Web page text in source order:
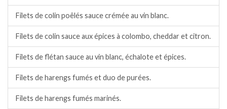
Filets de colin poêlés sauce crémée au vin blanc.
Filets de colin sauce aux épices à colombo, cheddar et citron.
Filets de flétan sauce au vin blanc, échalote et épices.
Filets de harengs fumés et duo de purées.
Filets de harengs fumés marinés.